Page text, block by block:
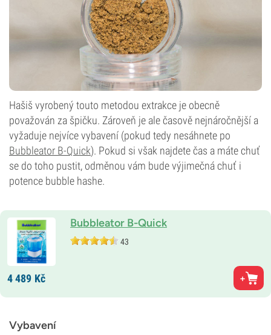
Hašiš vyrobený touto metodou extrakce je obecně
považován za špičku. Zároveň je ale časově nejnáročnější a
vyžaduje nejvíce vybavení (pokud tedy nesáhnete po
Bubbleator B-Quick). Pokud si však najdete čas a máte chuť
se do toho pustit, odměnou vám bude výjimečná chuť i
potence bubble hashe.
Bubbleator B-Quick
43
4 489 Kč
Vybavení